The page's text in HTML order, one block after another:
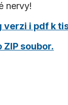
nervy!
verzi i pdf k
soubor.